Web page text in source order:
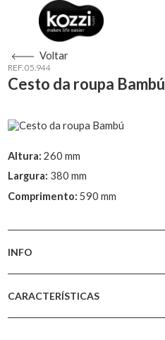
Voltar
REF. 05.944
Cesto da roupa Bambú
Altura: 260 mm
Largura: 380 mm
Comprimento: 590 mm
INFO
CARACTERÍSTICAS